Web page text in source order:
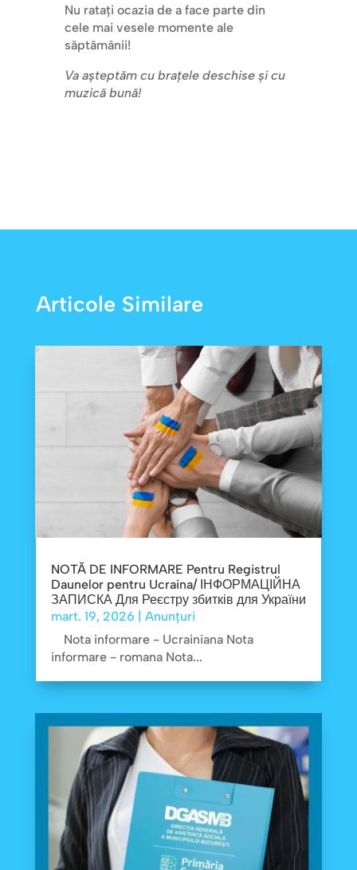
Nu ratați ocazia de a face parte din
cele mai vesele momente ale
săptămânii!
Va așteptăm cu brațele deschise și cu
muzică bună!
Articole Similare
NOTĂ DE INFORMARE Pentru Registrul
Daunelor pentru Ucraina/ ІНФОРМАЦІЙНА
ЗАПИСКА Для Реєстру збитків для України
mart. 19, 2026 | Anunțuri
Nota informare - Ucrainiana Nota
informare - romana Nota...